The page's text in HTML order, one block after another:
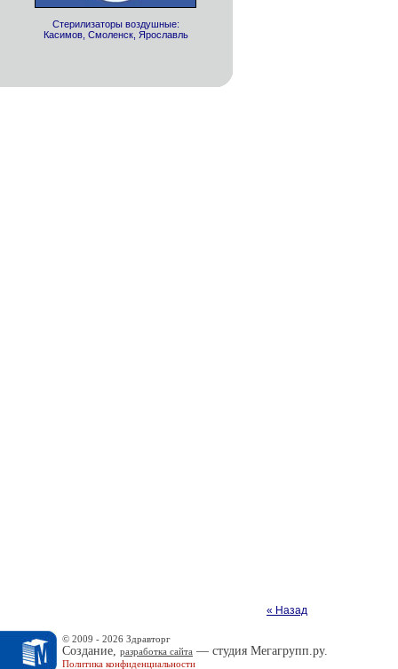
Стерилизаторы воздушные:
Касимов, Смоленск, Ярославль
« Назад
© 2009 - 2026 Здравторг
Создание, разработка сайта — студия Мегагрупп.ру.
Политика конфиденциальности